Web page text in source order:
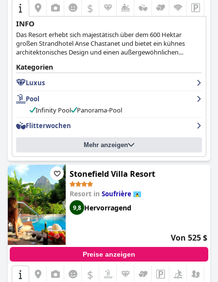
$
INFO
Das Resort erhebt sich majestätisch über dem 600 Hektar
großen Strandhotel Anse Chastanet und bietet ein kühnes
architektonisches Design und einen außergewöhnlichen
Kategorien
Luxus
Pool
Infinity Pool
Panorama-Pool
Flitterwochen
Mehr anzeigen
Stonefield Villa Resort
Resort in Soufrière
9,8 Hervorragend
Von 525 $
Preise anzeigen
$